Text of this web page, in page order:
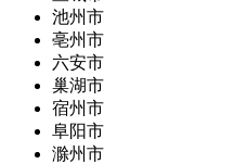
池州市
亳州市
六安市
巢湖市
宿州市
阜阳市
滁州市